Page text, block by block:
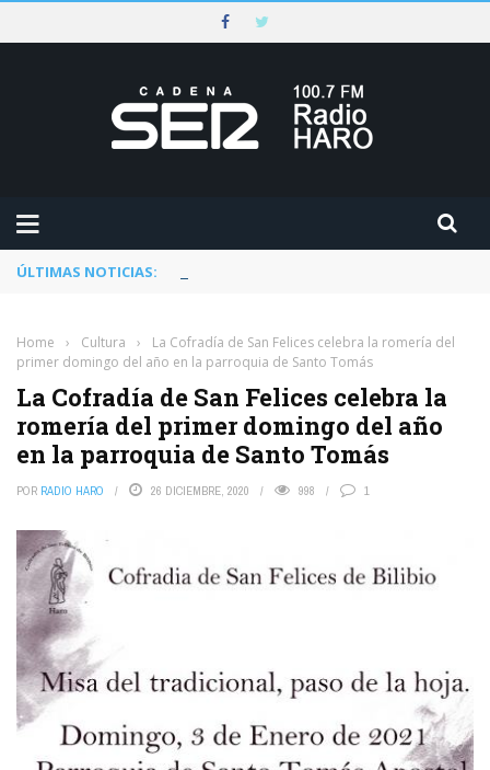
ÚLTIMAS NOTICIAS:
Home › Cultura ›
La Cofradía de San Felices celebra la romería del
primer domingo del año en la parroquia de Santo Tomás
La Cofradía de San Felices celebra la
romería del primer domingo del año
en la parroquia de Santo Tomás
POR RADIO HARO 26 DICIEMBRE, 2020 998 1